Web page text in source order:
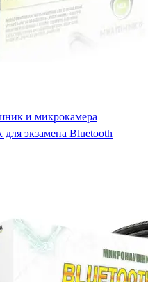
и микрокамера
экзамена Bluetooth